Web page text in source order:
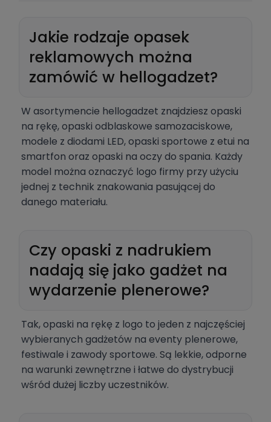
Jakie rodzaje opasek
reklamowych można
zamówić w hellogadzet?
W asortymencie hellogadzet znajdziesz opaski
na rękę, opaski odblaskowe samozaciskowe,
modele z diodami LED, opaski sportowe z etui na
smartfon oraz opaski na oczy do spania. Każdy
model można oznaczyć logo firmy przy użyciu
jednej z technik znakowania pasującej do
danego materiału.
Czy opaski z nadrukiem
nadają się jako gadżet na
wydarzenie plenerowe?
Tak, opaski na rękę z logo to jeden z najczęściej
wybieranych gadżetów na eventy plenerowe,
festiwale i zawody sportowe. Są lekkie, odporne
na warunki zewnętrzne i łatwe do dystrybucji
wśród dużej liczby uczestników.